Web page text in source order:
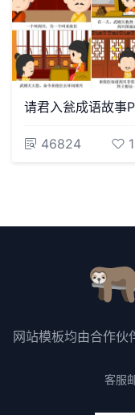
46824
网站模板均由合作伙
客服